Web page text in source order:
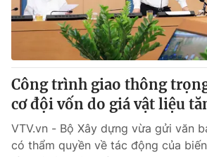
Công trình giao thông
cơ đội vốn do giá vật liệu
VTV.vn - Bộ Xây dựng vừa gửi văn
có thẩm quyền về tác động của